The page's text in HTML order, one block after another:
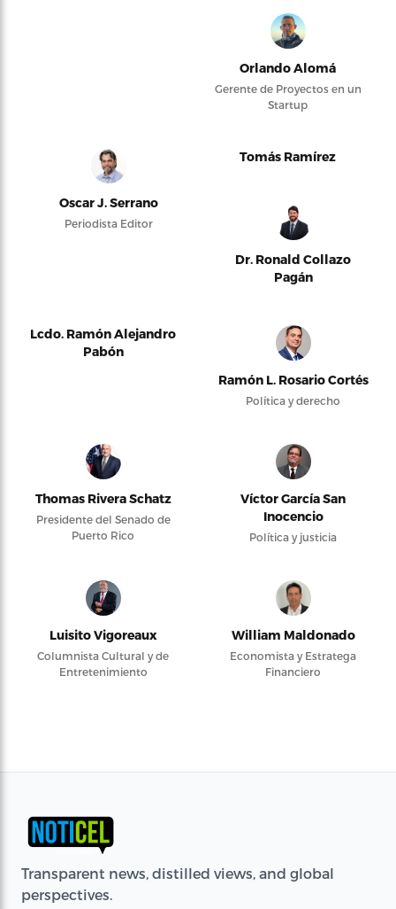
Orlando Alomá
Gerente de Proyectos en un
Startup
Oscar J. Serrano
Periodista Editor
Tomás Ramírez
Dr. Ronald Collazo
Pagán
Lcdo. Ramón Alejandro
Pabón
Ramón L. Rosario Cortés
Política y derecho
Thomas Rivera Schatz
Presidente del Senado de
Puerto Rico
Víctor García San
Inocencio
Política y justicia
Luisito Vigoreaux
Columnista Cultural y de
Entretenimiento
William Maldonado
Economista y Estratega
Financiero
Transparent news, distilled views, and global
perspectives.